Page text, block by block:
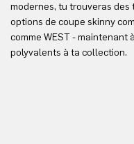
modernes, tu trouveras des
options de coupe skinny
comme WEST - maintenant
polyvalents à ta collection.